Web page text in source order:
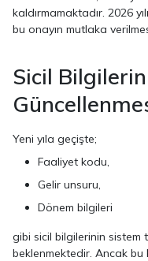
kaldırmamaktadır. 2026
bu onayın mutlaka
Sicil
Yeni yıla geçişte;
Faaliyet kodu,
Gelir unsuru,
Dönem bilgileri
gibi sicil bilgilerinin sistem
beklenmektedir. Ancak